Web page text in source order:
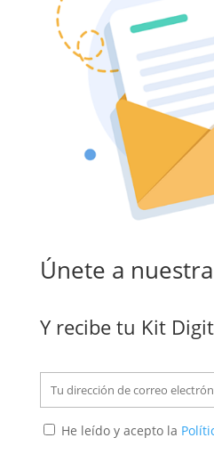
Únete a
Y recibe tu Kit
He leído y acepto la